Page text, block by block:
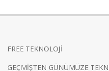
FREE TEKNOLOJİ
GEÇMİŞTEN GÜNÜMÜZE